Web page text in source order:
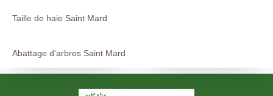
Taille de haie Saint Mard
Abattage d'arbres Saint Mard